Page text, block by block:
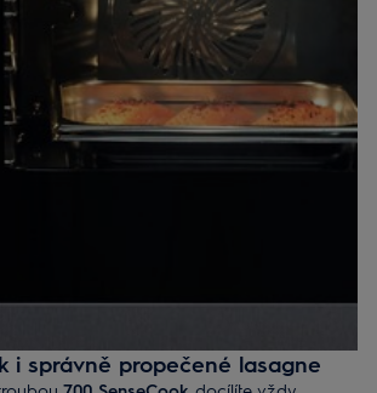
i správně propečené lasagne